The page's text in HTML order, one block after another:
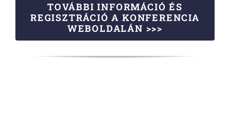
TOVÁBBI INFORMÁCIÓ ÉS
REGISZTRÁCIÓ A KONFERENCIA
WEBOLDALÁN >>>